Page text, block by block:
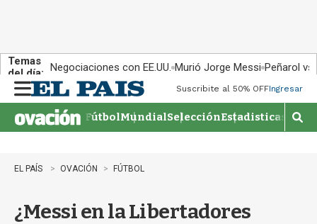
Temas
del día: Negociaciones con EE.UU. Murió Jorge Messi Peñarol
n
u
Suscribite al 50% OFFIngresar
FútbolMundialSelecciónEstadisticas
M
o
EL PAÍS OVACIÓN FÚTBOL
¿Messi en la Libertadores